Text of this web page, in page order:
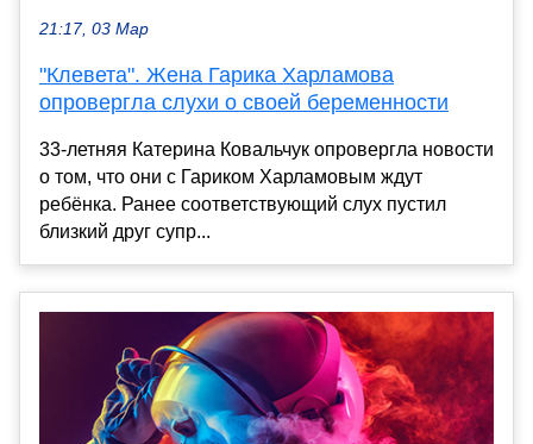
21:17, 03 Мар
"Клевета". Жена Гарика Харламова
опровергла слухи о своей беременности
33-летняя Катерина Ковальчук опровергла новости
о том, что они с Гариком Харламовым ждут
ребёнка. Ранее соответствующий слух пустил
близкий друг супр...